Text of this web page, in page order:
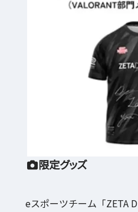
限定グッズ
eスポーツチーム「ZETA